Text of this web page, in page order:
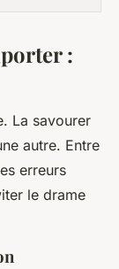
:
La savourer
autre. Entre
erreurs
le drame